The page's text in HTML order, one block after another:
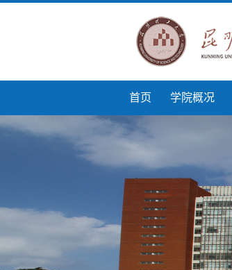
首页 学院概况